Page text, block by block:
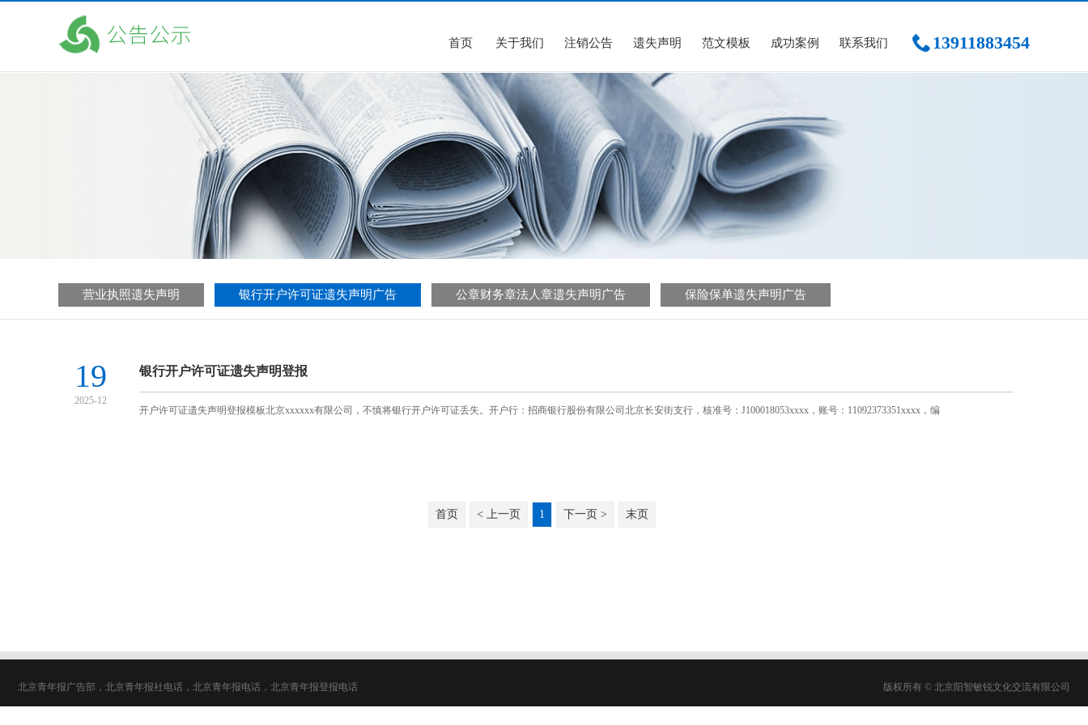
13911883454
首页 关于我们 注销公告 遗失声明 范文模板 成功案例 联系我们
营业执照遗失声明 银行开户许可证遗失声明广告 公章财务章法人章遗失声明广告 保险保单遗失声明广告
19
2025-12
银行开户许可证遗失声明登报
开户许可证遗失声明登报模板北京xxxxxx有限公司，不慎将银行开户许可证丢失。开户行：招商银行股份有限公司北京长安街支行，核准号：J100018053xxxx，账号：11092373351xxxx，编
首页 < 上一页 1 下一页 > 末页
北京青年报广告部，北京青年报社电话，北京青年报电话，北京青年报登报电话 版权所有 © 北京阳智敏锐文化交流有限公司